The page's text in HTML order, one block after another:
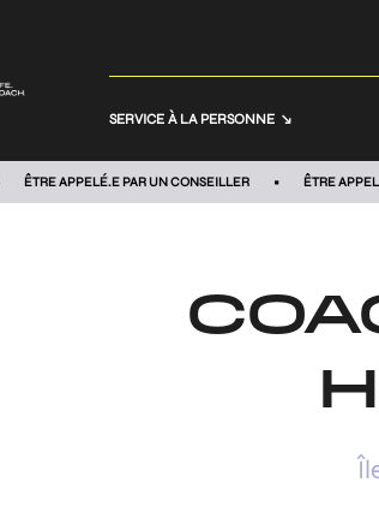
SERVICE À LA PERSONNE
ÊTRE APPELÉ.E PAR UN CONSEILLER ÊTRE